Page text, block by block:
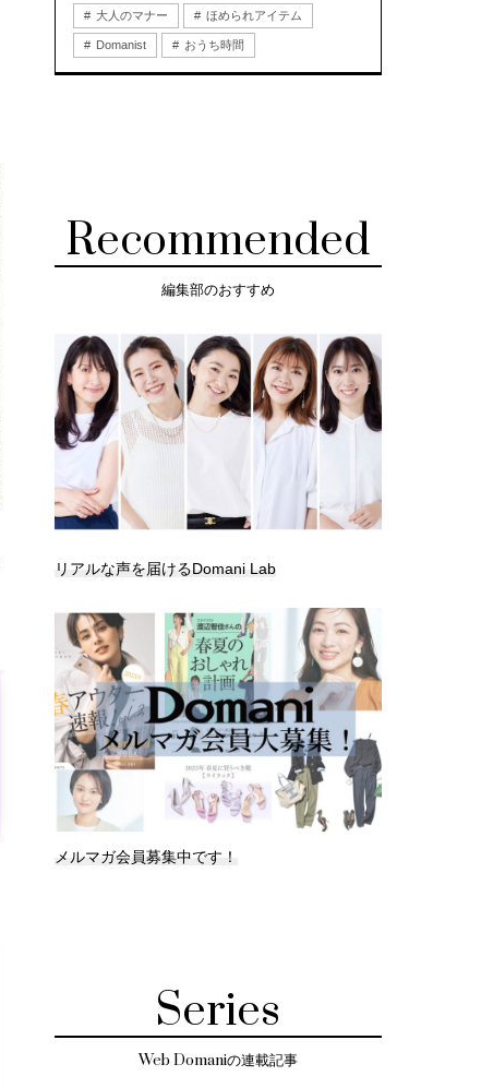
大人のマナー ほめられアイテム
Domanist おうち時間
Recommended
編集部のおすすめ
リアルな声を届けるDomani Lab
メルマガ会員募集中です！
Series
Web Domaniの連載記事